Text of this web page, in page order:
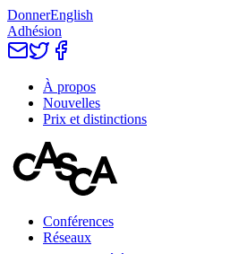
DonnerEnglish
Adhésion
À propos
Nouvelles
Prix et distinctions
Conférences
Réseaux